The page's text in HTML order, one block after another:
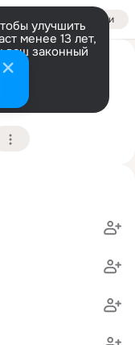
Войти
улучшить
менее 13 лет,
ваш законный